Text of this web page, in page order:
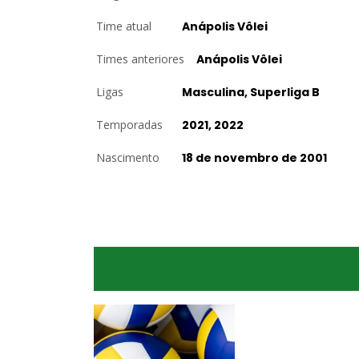
Time atual Anápolis Vôlei
Times anteriores Anápolis Vôlei
Ligas Masculina, Superliga B
Temporadas 2021, 2022
Nascimento 18 de novembro de 2001